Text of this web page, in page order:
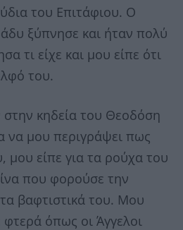
του Επιτάφιου. Ο
ξύπνησε και ήταν πολύ
τι είχε και μου είπε ότι
του.
κηδεία του Θεοδόση
να μου περιγράψει πως
μου είπε για τα ρούχα του
που φορούσε την
βαφτιστικά του. Μου
φτερά όπως οι Άγγελοι